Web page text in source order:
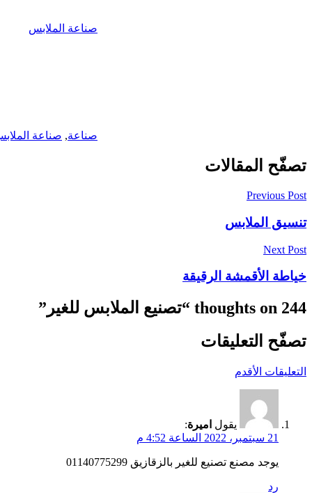
صناعة الملابس
صناعة, صناعة
تصفّح المقالات
Previous Post
تنسيق الملابس
Next Post
خياطة الأقمشة الرقيقة
244 thoughts on “ تصنيع الملابس للغير ”
تصفّح التعليقات
التعليقات الأقدم
يقول اميرة:
21 سبتمبر، 2022 الساعة 4:52 م
يوجد مصنع تصنيع للغير بالزقازيق 01140775299
رد